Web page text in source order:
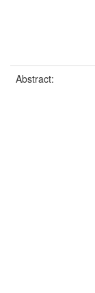
Abstract: